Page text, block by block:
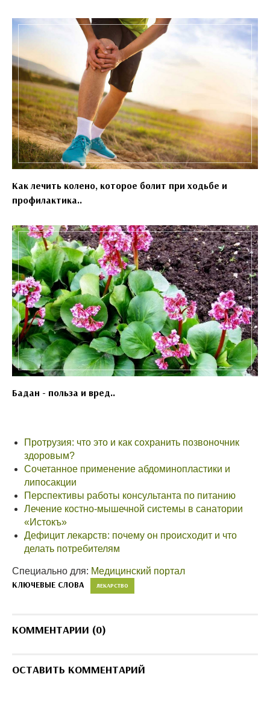
Как лечить колено, которое болит при ходьбе и
профилактика..
Бадан - польза и вред..
Протрузия: что это и как сохранить позвоночник
здоровым?
Сочетанное применение абдоминопластики и
липосакции
Перспективы работы консультанта по питанию
Лечение костно-мышечной системы в санатории
«Истокъ»
Дефицит лекарств: почему он происходит и что
делать потребителям
Специально для: Медицинский портал
КЛЮЧЕВЫЕ СЛОВА ЛЕКАРСТВО
КОММЕНТАРИИ (0)
ОСТАВИТЬ КОММЕНТАРИЙ